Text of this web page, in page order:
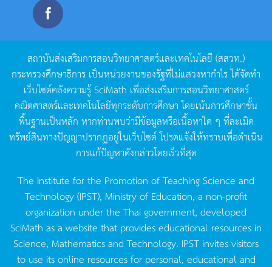
สถาบันส่งเสริมการสอนวิทยาศาสตร์และเทคโนโลยี (สสวท.)
กระทรวงศึกษาธิการ เป็นหน่วยงานของรัฐที่ไม่แสวงหากำไรได้จัดทำ
เว็บไซต์คลังความรู้SciMath เพื่อส่งเสริมการสอนวิทยาศาสตร์
คณิตศาสตร์และเทคโนโลยีทุกระดับการศึกษา โดยเน้นการศึกษาขั้น
พื้นฐานเป็นหลัก หากท่านพบว่ามีข้อมูลหรือเนื้อหาใด ๆ ที่ละเมิด
ทรัพย์สินทางปัญญาปรากฏอยู่ในเว็บไซต์โปรดแจ้งให้ทราบเพื่อดำเนิน
การแก้ปัญหาดังกล่าวโดยเร็วที่สุด
The Institute for the Promotion of Teaching Science and
Technology (IPST), Ministry of Education, a non-profit
organization under the Thai government, developed
SciMath as a website that provides educational resources in
Science, Mathematics and Technology. IPST invites visitors
to use its online resources for personal, educational and